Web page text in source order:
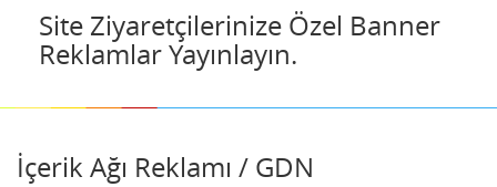
Site Ziyaretçilerinize Özel Banner
Reklamlar Yayınlayın.
İçerik Ağı Reklamı / GDN